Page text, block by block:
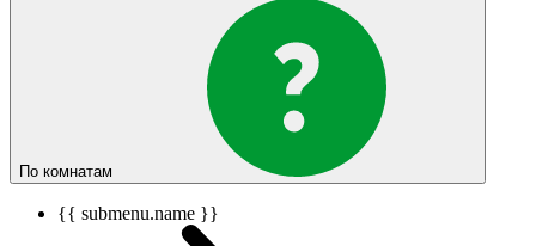
По комнатам
{{ submenu.name }}